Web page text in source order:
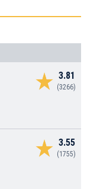
3.81
(3266)
3.55
(1755)